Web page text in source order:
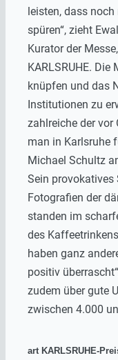
leisten, dass
spüren“, zieht
Kurator der
KARLSRUHE.
knüpfen und das
Institutionen zu
zahlreiche der vor
man in Karlsruhe
Michael Schultz
Sein
Fotografien der
standen im
des
haben ganz
positiv
zudem über gute
zwischen 4.000
art KARLSRUHE-